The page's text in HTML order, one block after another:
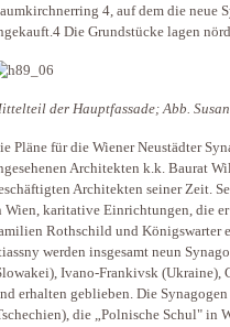
4, auf dem die neue
Die Grundstücke lagen
der Hauptfassade; Abb.
Pläne für die Wiener Neustädter
Architekten k.k. Baurat
Architekten seiner Zeit.
Wien, karitative Einrichtungen, die
Rothschild und Königswarter
werden insgesamt neun
Ivano-Frankivsk (Ukraine),
erhalten geblieben. Die
die „Polnische Schul" in